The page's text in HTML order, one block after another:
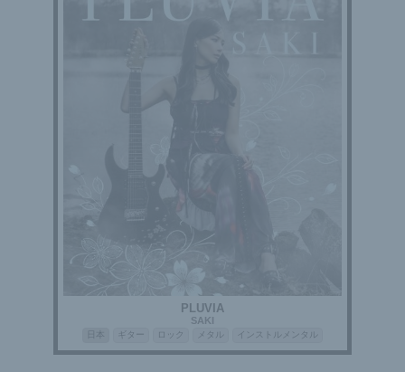
PLUVIA
SAKI
ギター ロック メタル インストルメンタル